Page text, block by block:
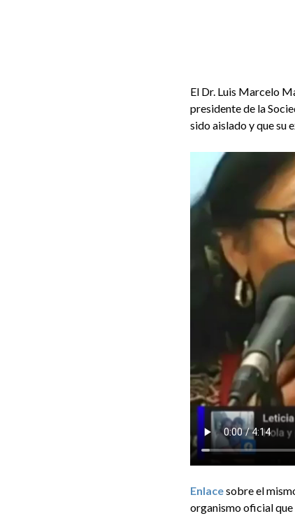
El Dr. Luis Marcelo
presidente de la
sido aislado y que su
Enlacesobre el
organismo oficial que